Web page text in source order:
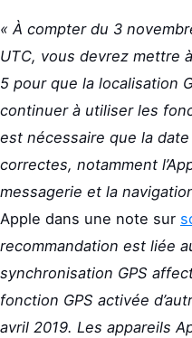
« À compter du 3
UTC, vous devrez mettre
5 pour que la localisation
continuer à utiliser les
est nécessaire que la
correctes, notamment
messagerie et la
Apple dans une note sur
recommandation est liée
synchronisation GPS
fonction GPS activée
avril 2019. Les appareils